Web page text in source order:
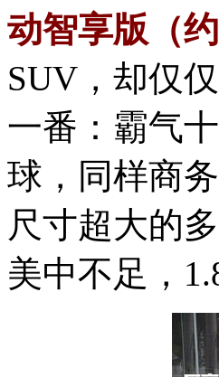
动智享版（约
SUV，却仅
一番：霸气
球，同样商
尺寸超大的
美中不足，